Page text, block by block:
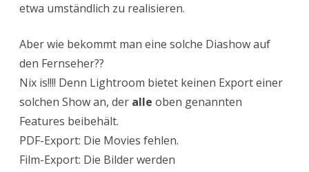
etwa umständlich zu realisieren.
Aber wie bekommt man eine solche Diashow auf
den Fernseher??
Nix is!!!! Denn Lightroom bietet keinen Export einer
solchen Show an, der alle oben genannten
Features beibehält.
PDF-Export: Die Movies fehlen.
Film-Export: Die Bilder werden